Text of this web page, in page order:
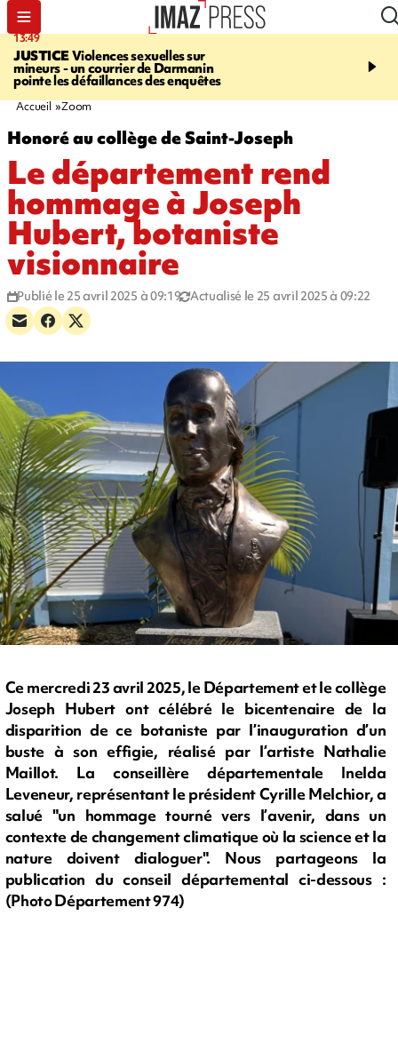
13:49
JUSTICEViolences sexuelles sur
mineurs - un courrier de Darmanin
pointe les défaillances des enquêtes
17:59
Corniche - la route du
Accueil Zoom
Honoré au collège de Saint-Joseph
Le département rend
hommage à Joseph
Hubert, botaniste
visionnaire
Publié le 25 avril 2025 à 09:19 Actualisé le 25 avril 2025 à 09:22
Ce mercredi 23 avril 2025, le Département et le collège
Joseph Hubert ont célébré le bicentenaire de la
disparition de ce botaniste par l’inauguration d’un
buste à son effigie, réalisé par l’artiste Nathalie
Maillot. La conseillère départementale Inelda
Leveneur, représentant le président Cyrille Melchior, a
salué "un hommage tourné vers l’avenir, dans un
contexte de changement climatique où la science et la
nature doivent dialoguer". Nous partageons la
publication du conseil départemental ci-dessous :
(Photo Département 974)